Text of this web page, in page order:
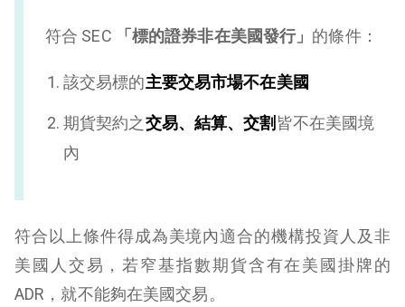
符合 SEC 「標的證券非在美國發行」 的條件：
該交易標的主要交易市場不在美國
期貨契約之交易、結算、交割 皆不在美國境
內
符合以上條件得成為美境內適合的機構投資人及非
美國人交易，若窄基指數期貨含有在美國掛牌的
ADR，就不能夠在美國交易。